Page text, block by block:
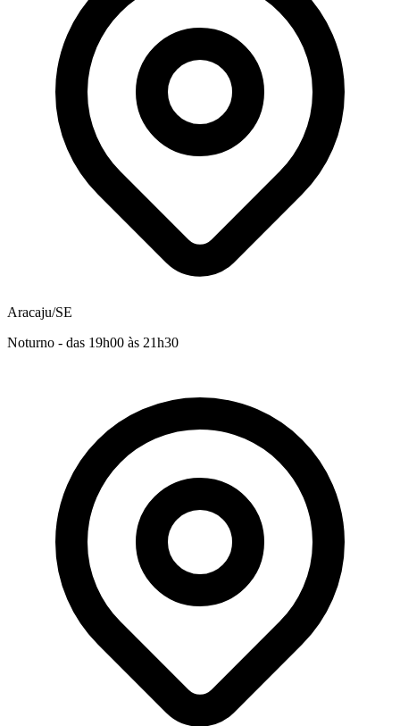
Aracaju/SE
Noturno - das 19h00 às 21h30